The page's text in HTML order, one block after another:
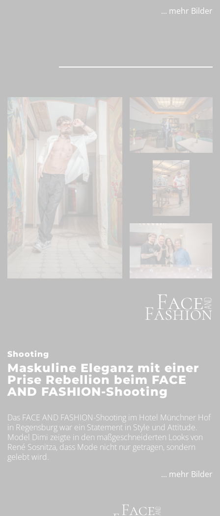
... mehr Bilder
Shooting
Maskuline Eleganz mit einer
Prise Rebellion beim FACE
AND FASHION-Shooting
Das FACE AND FASHION-Shooting im Hotel Münchner Hof
in Regensburg war ein Statement in Style und Attitude.
Model Dimi zeigte in den maßgeschneiderten Looks von
René Sosnitza, dass Mode nicht nur getragen, sondern
gelebt wird.
... mehr Bilder